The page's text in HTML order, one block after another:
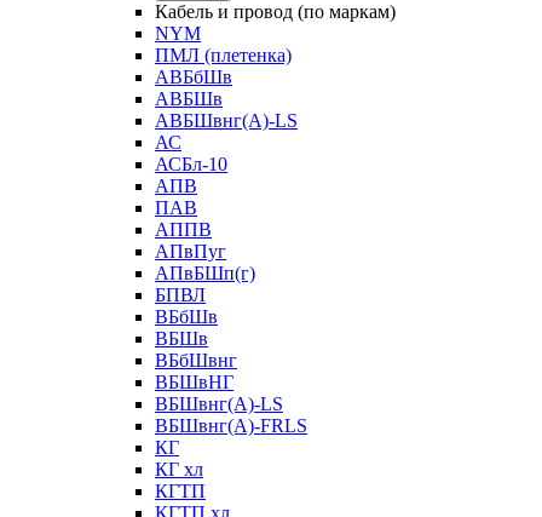
Кабель и провод (по маркам)
NYM
ПМЛ (плетенка)
АВБбШв
АВБШв
АВБШвнг(А)-LS
АС
АСБл-10
АПВ
ПАВ
АППВ
АПвПуг
АПвБШп(г)
БПВЛ
ВБбШв
ВБШв
ВБбШвнг
ВБШвНГ
ВБШвнг(А)-LS
ВБШвнг(А)-FRLS
КГ
КГ хл
КГТП
КГТП хл